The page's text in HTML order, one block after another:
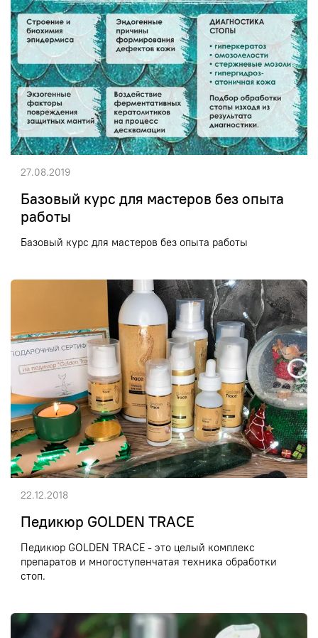
Базовый курс для мастеров без опыта
работы
Базовый курс для мастеров без опыта работы
27.08.2019
Педикюр GOLDEN TRACE
Педикюр GOLDEN TRACE - это целый комплекс
препаратов и многоступенчатая техника обработки
стоп.
22.12.2018